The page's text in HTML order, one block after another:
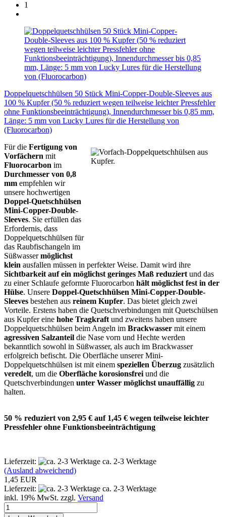
1
Doppelquetschhülsen 50 Stück Mini-Copper-Double-Sleeves aus
100 % Kupfer (50 % reduziert wegen teilweise leichter Pressfehler
ohne Funktionsbeeinträchtigung), Innendurchmesser bis 0,85 mm,
Länge: 5 mm von Lucky Lures für die Herstellung von
(Fluorocarbon)
Für die Fertigung von
Vorfächern mit
Fluorocarbon im
Durchmesser von 0,8
mm empfehlen wir
unsere hochwertigen
Doppel-Quetschhülsen
Mini-Copper-Double-
Sleeves. Sie erfüllen das
Erfordernis, dass
Doppelquetschhülsen für
das Raubfischangeln im
Süßwassermöglichst
klein ausfallen müssen in perfekter Weise. Damit wird ihre
Sichtbarkeit auf ein möglichst geringes Maß reduziert und das
zu einer Schlaufe geformte Fluorocarbon hält möglichst fest in der
Hülse. Unsere Doppel-Quetschhülsen Mini-Copper-Double-
Sleeves bestehen aus reinem Kupfer. Das bietet gleich zwei
Vorteile. Erstens haben die Quetschverbindungen mit Quetschülsen
aus Kupfer eine hohe Tragkraft und zweitens haben unsere
Doppelquetschhülsen beim Angeln im Brackwasser mit einem
agressiven Salzanteil die Nase vorn und Hechte werden
bekanntlich sowohl in Süßwasser, als auch im Brackwasser
erfolgreich befischt. Die Oberfläche unserer Mini-
Doppelquetschhülsen ist mit einem speziellen Überzug zusätzlich
veredelt, um die Oberfläche korosionsfrei und die
Quetschverbindungen unter Wasser möglichst unauffällig zu
halten.
50 % reduziert von 2,95 € auf 1,45 € wegen teilweise leichter
Pressfehler ohne Funktionsbeeinträchtigung
Lieferzeit:
ca. 2-3 Werktage
(Ausland abweichend)
1,45 EUR
Lieferzeit:
ca. 2-3 Werktage
inkl. 19% MwSt. zzgl. Versand